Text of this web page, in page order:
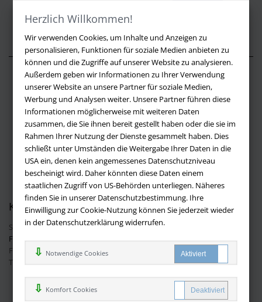
Herzlich Willkommen!
Wir verwenden Cookies, um Inhalte und Anzeigen zu
personalisieren, Funktionen für soziale Medien anbieten zu
können und die Zugriffe auf unserer Website zu analysieren.
Außerdem geben wir Informationen zu Ihrer Verwendung
unserer Website an unsere Partner für soziale Medien,
Werbung und Analysen weiter. Unsere Partner führen diese
Informationen möglicherweise mit weiteren Daten
zusammen, die Sie ihnen bereit gestellt haben oder die sie im
Rahmen Ihrer Nutzung der Dienste gesammelt haben. Dies
schließt unter Umständen die Weitergabe Ihrer Daten in die
USA ein, denen kein angemessenes Datenschutzniveau
bescheinigt wird. Daher könnten diese Daten einem
staatlichen Zugriff von US-Behörden unterliegen. Näheres
finden Sie in unserer Datenschutzbestimmung. Ihre
Einwilligung zur Cookie-Nutzung können Sie jederzeit wieder
in der Datenschutzerklärung widerrufen.
Notwendige Cookies
Komfort Cookies
Über buchversandmimpf2000.de
Impressum
Versandbedingungen
Widerruf
Batteriehinweis
AGB
Datenschutz
Kontakt
Sie haben Fragen?Hier finden Sie Antworten auf häufig gestellte
Fragen.
Fragen per E-Mail:info@buchversandmimpf2000.de
Telefon: +49 (0)9209 20 23 188
Ihre Vorteile bei uns
Kostenloser Versand innerhalb Deutschlands